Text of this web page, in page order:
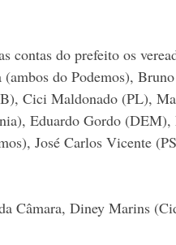
contas do prefeito os
do Podemos),
Cici Maldonado (PL),
Eduardo Gordo
José Carlos Vicente
Câmara, Diney Marins